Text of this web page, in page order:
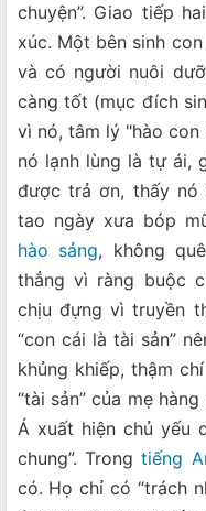
chuyện”. Giao tiếp
xúc. Một bên sinh
và có người nuôi
càng tốt (mục đích
vì nó, tâm lý "hào con
nó lạnh lùng là tự ái,
được trả ơn, thấy
tao ngày xưa bóp
hào sảng, không
thẳng vì ràng buộc
chịu đựng vì truyền
“con cái là tài sản”
khủng khiếp, thậm
“tài sản” của mẹ
Á xuất hiện chủ yếu
chung”. Trongtiếng
có. Họ chỉ có “trách